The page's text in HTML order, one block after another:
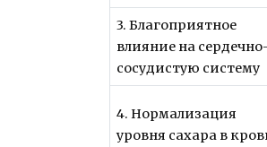
3. Благоприятное
влияние на
сосудистую систему
4. Нормализация
уровня сахара в